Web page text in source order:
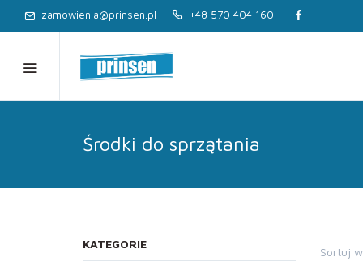
zamowienia@prinsen.pl +48 570 404 160
Środki do sprzątania
Sortuj
KATEGORIE